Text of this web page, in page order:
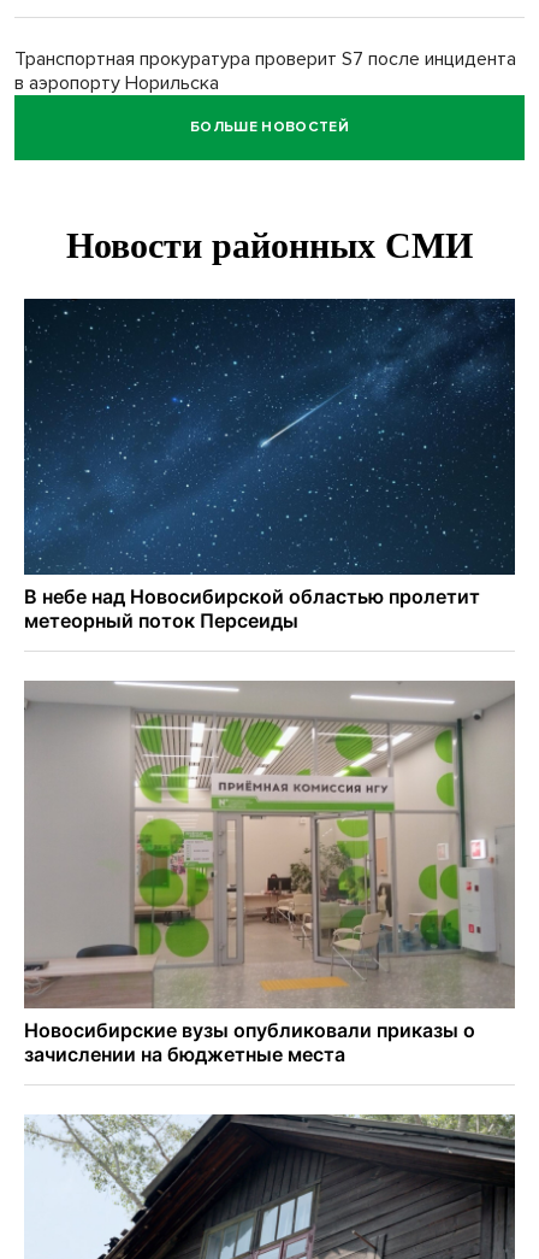
Транспортная прокуратура проверит S7 после инцидента
в аэропорту Норильска
500 литров ухи сварили новосибирцам на
Под Новосибирском двое пострадали в ДТП с
Легендарный хоккеист Тарасенко вернулся к брату в
Новосибирск
Новосибирец подарил «боевую десятку» для эвакуации
раненых на СВО
БОЛЬШЕ НОВОСТЕЙ